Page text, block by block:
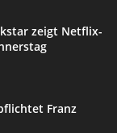
zeigt Netflix-
Franz